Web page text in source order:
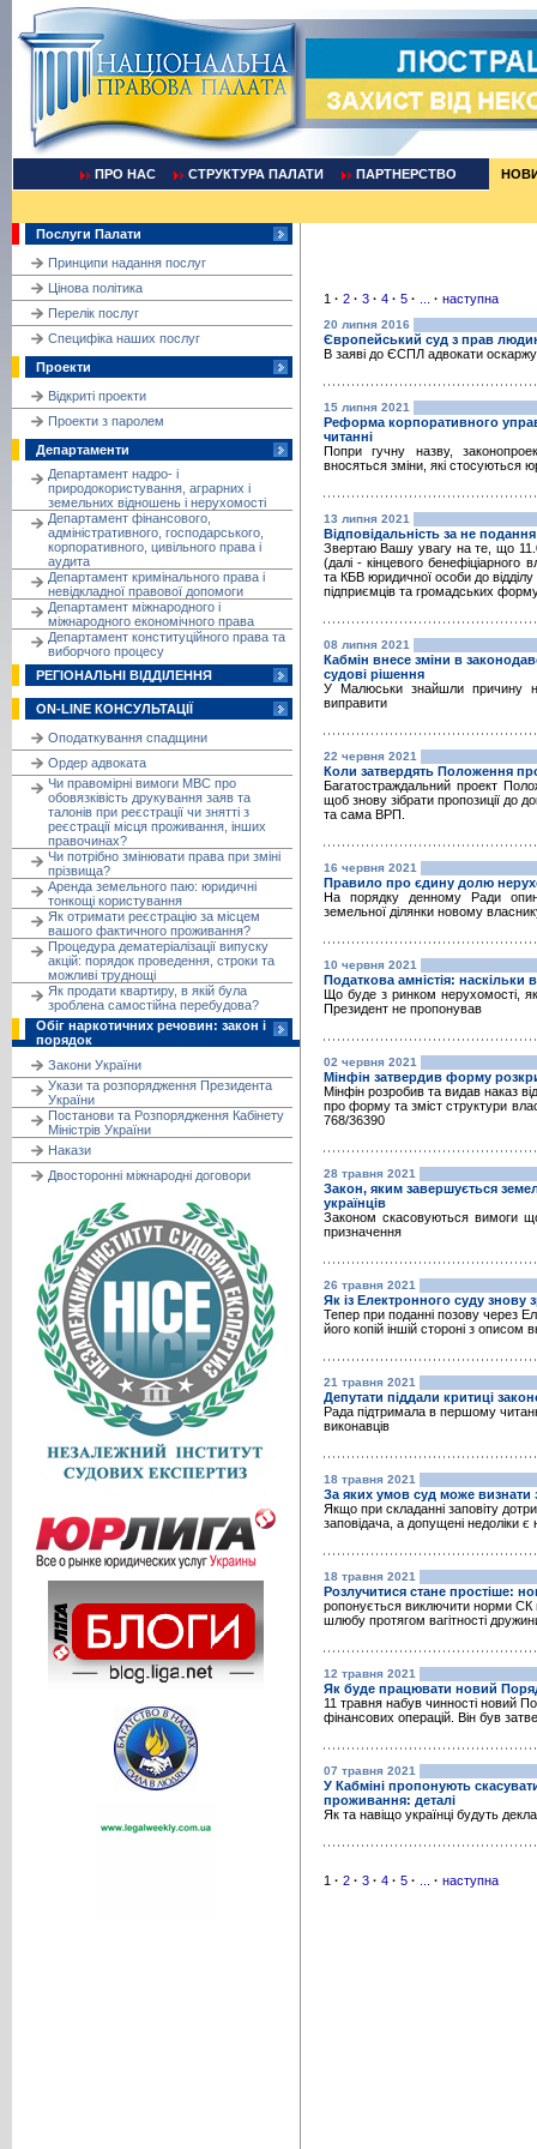
ПРО НАС СТРУКТУРА ПАЛАТИ ПАРТНЕРСТВО
Послуги Палати
Принципи надання послуг
Цінова політика
Перелік послуг
Cпецифіка наших послуг
Проекти
Відкриті проекти
Проекти з паролем
Департаменти
Департамент надро- і
природокористування, аграрних і
земельних відношень і нерухомості
Департамент фінансового,
адміністративного, господарського,
корпоративного, цивільного права і
аудита
Департамент кримінального права і
невідкладної правової допомоги
Департамент міжнародного і
міжнародного економічного права
Департамент конституційного права та
виборчого процесу
РЕГІОНАЛЬНІ ВІДДІЛЕННЯ
ON-LINE КОНСУЛЬТАЦІЇ
Оподаткування спадщини
Ордер адвоката
Чи правомірні вимоги МВС про
обовязківість друкування заяв та
талонів при реєстрації чи знятті з
реєстрації місця проживання, інших
правочинах?
Чи потрібно змінювати права при зміні
прізвища?
Аренда земельного паю: юридичні
тонкощі користування
Як отримати реєстрацію за місцем
вашого фактичного проживання?
Процедура дематеріалізації випуску
акцій: порядок проведення, строки та
можливі труднощі
Як продати квартиру, в якій була
зроблена самостійна перебудова?
Обіг наркотичних речовин: закон і
порядок
Закони України
Укази та розпорядження Президента
України
Постанови та Розпорядження Кабінету
Міністрів України
Накази
Двосторонні міжнародні договори
1 · 2 · 3 · 4 · 5 · · наступна
20 липня 2016
Європейський суд з прав
В заяві до ЄСПЛ адвокати
15 липня 2021
Реформа корпоративного
читанні
Попри гучну назву,
вносяться зміни, які стосуються
13 липня 2021
Відповідальність за не
Звертаю Вашу увагу на те, що
(далі - кінцевого
та КБВ юридичної особи до
підприємців та громадських
08 липня 2021
Кабмін внесе зміни в
судові рішення
У Малюськи знайшли причину
виправити
22 червня 2021
Коли затвердять Положення
Багатостраждальний проект
щоб знову зібрати пропозиції до
та сама ВРП.
16 червня 2021
Правило про єдину долю
На порядку денному Ради
земельної ділянки новому
10 червня 2021
Податкова амністія: наскільки
Що буде з ринком нерухомості,
Президент не пропонував
02 червня 2021
Мінфін затвердив форму
Мінфін розробив та видав наказ
про форму та зміст структури
768/36390
28 травня 2021
Закон, яким завершується
українців
Законом скасовуються вимоги
призначення
26 травня 2021
Як із Електронного суду
Тепер при поданні позову через
його копій іншій стороні з описом
21 травня 2021
Депутати піддали критиці
Рада підтримала в першому
виконавців
18 травня 2021
За яких умов суд може
Якщо при складанні заповіту
заповідача, а допущені недоліки є
18 травня 2021
Розлучитися стане простіше:
ропонується виключити норми СК
шлюбу протягом вагітності
12 травня 2021
Як буде працювати новий
11 травня набув чинності новий
фінансових операцій. Він був
07 травня 2021
У Кабміні пропонують
проживання: деталі
Як та навіщо українці будуть
1 · 2 · 3 · 4 · 5 · · наступна